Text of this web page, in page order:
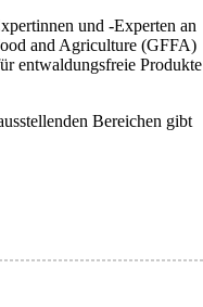
und -Experten an
and Agriculture (GFFA)
entwaldungsfreie Produkte
Bereichen gibt